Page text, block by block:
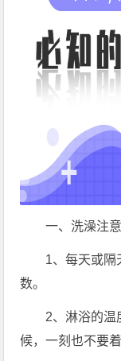
一、洗澡注意
1、每天或隔天
数。
2、淋浴的温度
候，一刻也不要